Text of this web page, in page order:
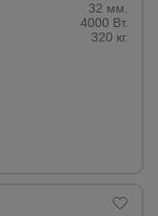
32 мм.
4000 Вт.
320 кг.